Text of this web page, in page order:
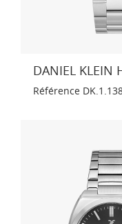
DANIEL KLEIN
Référence